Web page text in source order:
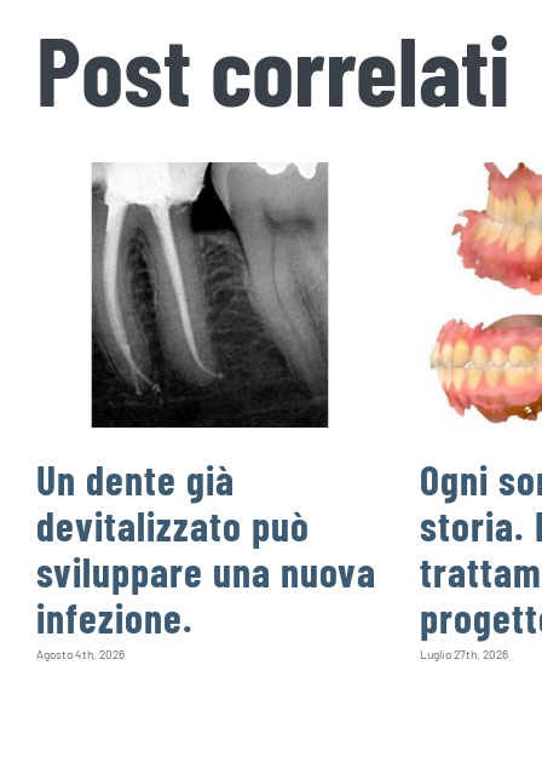
Post correlati
Un dente già
devitalizzato può
sviluppare una nuova
infezione.
Agosto 4th, 2026
Ogni
storia.
Luglio 27th, 2026